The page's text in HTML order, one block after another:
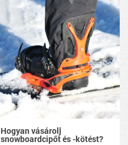
Hogyan vásárolj
snowboardcipőt és -kötést?